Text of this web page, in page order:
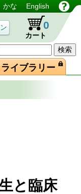
かな English
カート
0
イブラリー
と臨床